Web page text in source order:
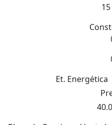
Et. Energética